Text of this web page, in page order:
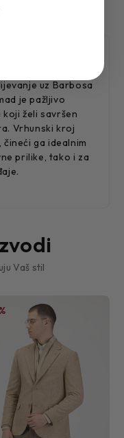
uz Barbosa
je pažljivo
želi savršen
Vrhunski kroj
ga idealnim
prilike, tako i za
Vaš stil